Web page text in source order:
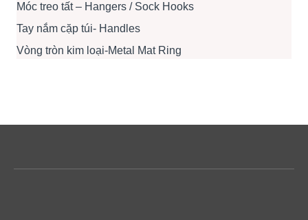
Móc treo tất – Hangers / Sock Hooks
Tay nắm cặp túi- Handles
Vòng tròn kim loại-Metal Mat Ring